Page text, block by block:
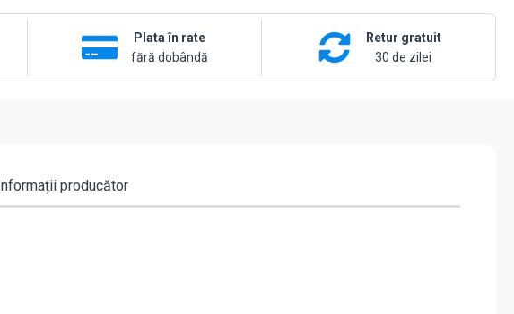
Plata în rate
fără dobândă
Retur gratuit
30 de zilei
Informații producător